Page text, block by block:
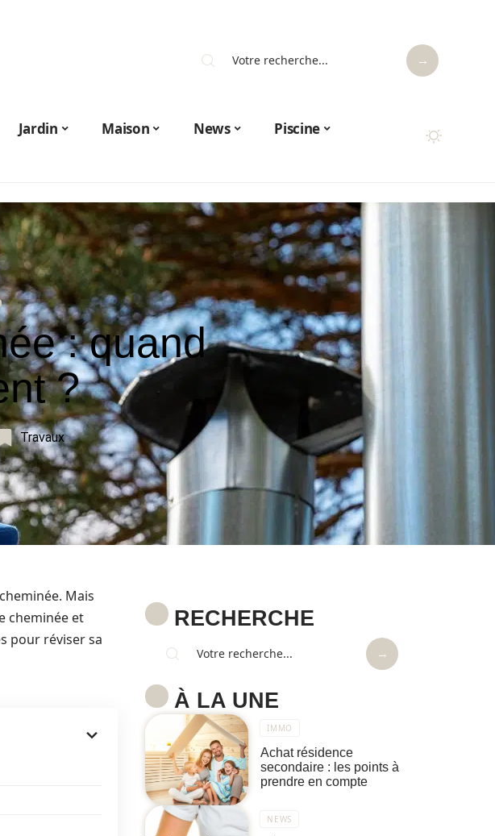
Jardin Maison News
Piscine
: quand
?
Travaux
Mais
cheminée et
pour réviser sa
RECHERCHE
À LA UNE
IMMO
Achat résidence
secondaire : les points à
prendre en compte
NEWS